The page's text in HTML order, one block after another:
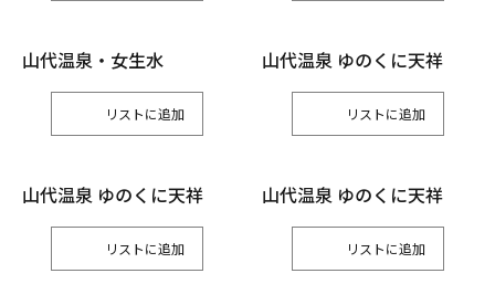
山代温泉・女生水
リスト
山代温泉 ゆのくに天祥
リスト
山代温泉 ゆのくに天祥
リスト
山代温泉 ゆのくに天祥
リスト